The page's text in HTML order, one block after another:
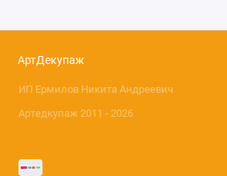
АртДекупаж
ИП Ермилов Никита Андреевич
Артедкупаж 2011 - 2026